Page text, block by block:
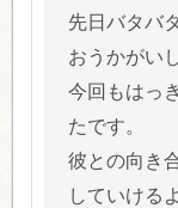
先日バタバ
おうかがい
今回もはっ
たです。
彼との向き
していける